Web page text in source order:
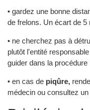
• gardez une bonne
de frelons. Un écart de 5
• ne cherchez pas à
plutôt l'entité
guider dans la procédure
• en cas de piqûre,
médecin ou consultez